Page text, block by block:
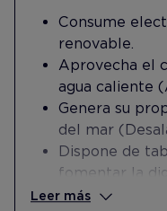
Consume
renovable.
Aprovecha el
agua caliente
Genera su
del mar
Dispone de
fomentar la
ahorro de
Leer más